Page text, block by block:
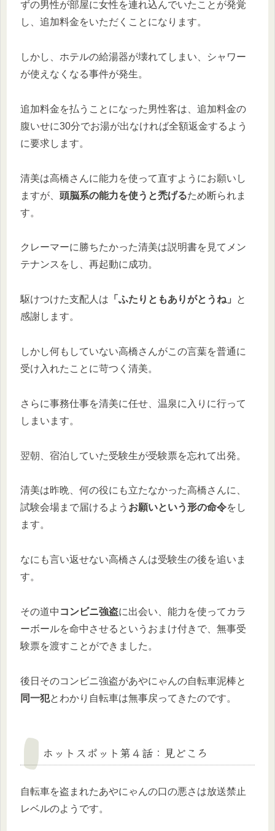
ずの男性が部屋に女性を連れ込んでいたことが発覚
し、追加料金をいただくことになります。
しかし、ホテルの給湯器が壊れてしまい、シャワー
が使えなくなる事件が発生。
追加料金を払うことになった男性客は、追加料金の
腹いせに30分でお湯が出なければ全額返金するよう
に要求します。
清美は高橋さんに能力を使って直すようにお願いし
ますが、 頭脳系の能力を使うと禿げるため断られま
す。
クレーマーに勝ちたかった清美は説明書を見てメン
テナンスをし、再起動に成功。
駆けつけた支配人は 「ふたりともありがとうね」
と
感謝します。
しかし何もしていない高橋さんがこの言葉を普通に
受け入れたことに苛つく清美。
さらに事務仕事を清美に任せ、温泉に入りに行って
しまいます。
翌朝、宿泊していた受験生が受験票を忘れて出発。
清美は昨晩、何の役にも立たなかった高橋さんに、
試験会場まで届けるよう お願いという形の命令をし
ます。
なにも言い返せない高橋さんは受験生の後を追いま
す。
その道中 コンビニ強盗に出会い、能力を使ってカラ
ーボールを命中させるというおまけ付きで、無事受
験票を渡すことができました。
後日そのコンビニ強盗があやにゃんの自転車泥棒と
同一犯とわかり自転車は無事戻ってきたのです。
ホットスポット第４話：見どころ
自転車を盗まれたあやにゃんの口の悪さは放送禁止
レベルのようです。